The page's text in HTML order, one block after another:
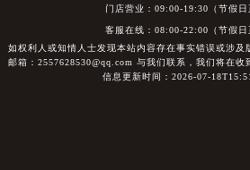
门店营业：09:00-19:30（节假日
客服在线：08:00-22:00（节假日
如权利人或知情人士发现本站内容存在事实错误或涉及
邮箱：2557628530@qq.com 与我们联系，我们将在
信息更新时间：2026-07-